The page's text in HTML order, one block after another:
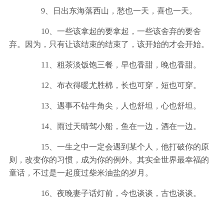
9、日出东海落西山，愁也一天，喜也一天。
10、一些该拿起的要拿起，一些该舍弃的要舍
弃。因为，只有让该结束的结束了，该开始的才会开始。
11、粗茶淡饭饱三餐，早也香甜，晚也香甜。
12、布衣得暖尤胜棉，长也可穿，短也可穿。
13、遇事不钻牛角尖，人也舒坦，心也舒坦。
14、雨过天晴驾小船，鱼在一边，酒在一边。
15、一生之中一定会遇到某个人，他打破你的原
则，改变你的习惯，成为你的例外。其实全世界最幸福的
童话，不过是一起度过柴米油盐的岁月。
16、夜晚妻子话灯前，今也谈谈，古也谈谈。